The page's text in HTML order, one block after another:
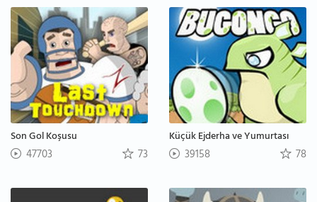
Son Gol Koşusu
47703 73
Küçük Ejderha ve Yumurtası
39158 78